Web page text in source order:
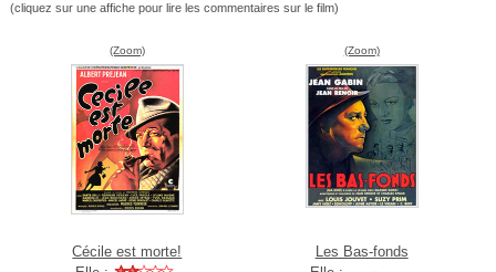
(cliquez sur une affiche pour lire les commentaires sur le film)
(Zoom)
Cécile est morte!
(Zoom)
Les Bas-fonds